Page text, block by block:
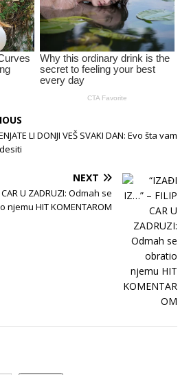
LI DONJI VEŠ SVAKI DAN: Evo šta vam
NEXT
U ZADRUZI: Odmah se
njemu HIT KOMENTAROM